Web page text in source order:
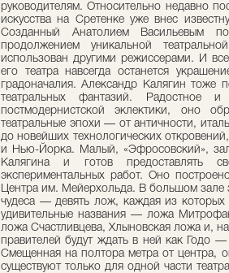
руководителям. Относительно недавно
искусства на Сретенке уже внес
Созданный Анатолием Васильевым
продолжением уникальной
использован другими режиссерами. И
его театра навсегда останется
градоначалия. Александр Калягин тоже
театральных фантазий. Радостное
постмодернистской эклектики, оно
театральные эпохи — от античности,
до новейших технологических
и Нью-Йорка. Малый, «Эфросовский»,
Калягина и готов предоставлять
экспериментальных работ. Оно
Центра им. Мейерхольда. В большом зале
чудеса — девять лож, каждая из
удивительные названия — ложа
ложа Счастливцева, Хлыновская ложа и,
правителей будут ждать в ней как Годо
Смещенная на полтора метра от центра,
существуют только для одной части